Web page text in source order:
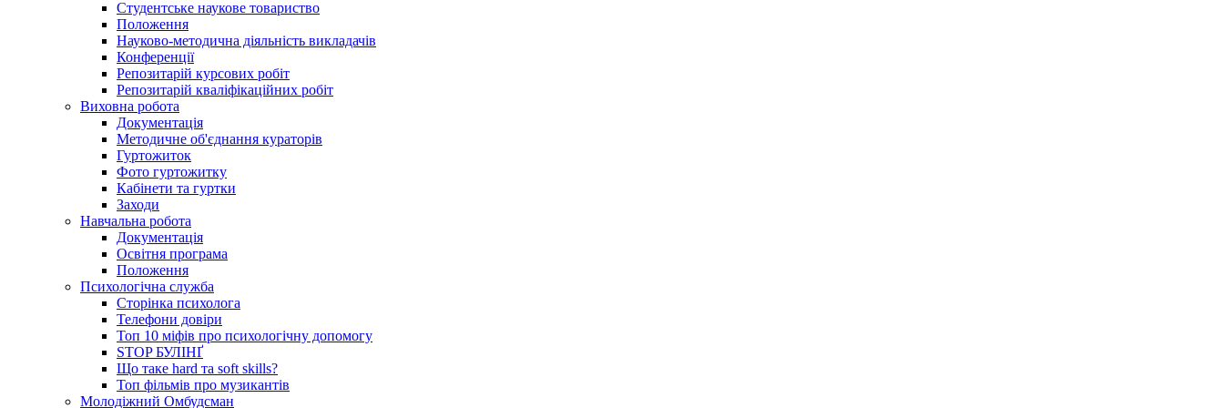
Студентське наукове товариство
Положення
Науково-методична діяльність викладачів
Конференції
Репозитарій курсових робіт
Репозитарій кваліфікаційних робіт
Виховна робота
Документація
Методичне об'єднання кураторів
Гуртожиток
Фото гуртожитку
Кабінети та гуртки
Заходи
Навчальна робота
Документація
Освітня програма
Положення
Психологічна служба
Сторінка психолога
Телефони довіри
Топ 10 міфів про психологічну допомогу
STOP БУЛІНҐ
Що таке hard та soft skills?
Топ фільмів про музикантів
Молодіжний Омбудсман